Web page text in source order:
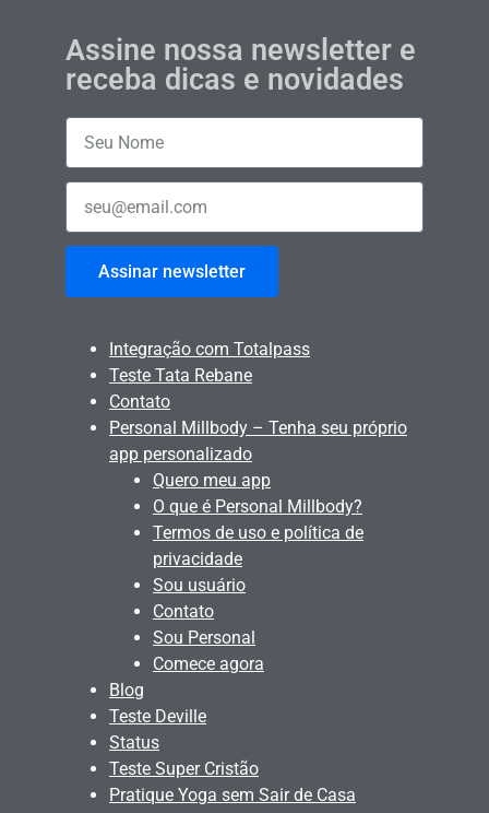
Assine nossa newsletter e
receba dicas e novidades
Assinar newsletter
Integração com Totalpass
Teste Tata Rebane
Contato
Personal Millbody – Tenha seu próprio
app personalizado
Quero meu app
O que é Personal Millbody?
Termos de uso e política de
privacidade
Sou usuário
Contato
Sou Personal
Comece agora
Blog
Teste Deville
Status
Teste Super Cristão
Pratique Yoga sem Sair de Casa